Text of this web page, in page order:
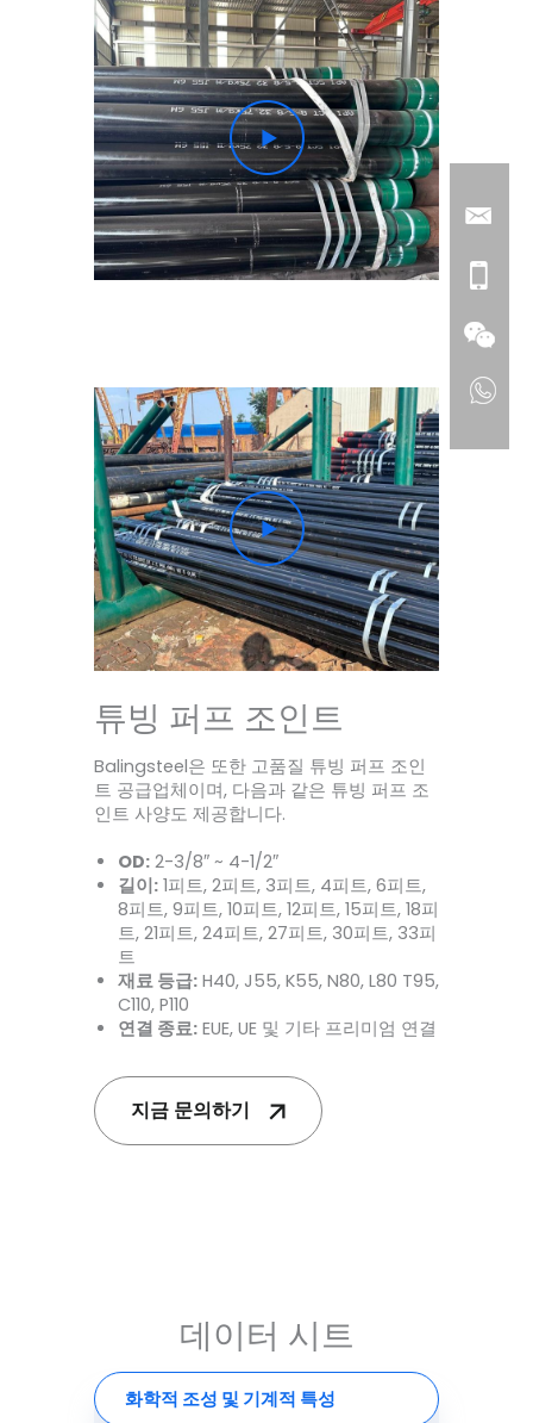
튜빙 퍼프 조인트
Balingsteel은 또한 고품질 튜빙 퍼프 조인
트 공급업체이며, 다음과 같은 튜빙 퍼프 조
인트 사양도 제공합니다.
OD: 2-3/8″ ~ 4-1/2″
길이: 1피트, 2피트, 3피트, 4피트, 6피트,
8피트, 9피트, 10피트, 12피트, 15피트, 18피
트, 21피트, 24피트, 27피트, 30피트, 33피
트
재료 등급: H40, J55, K55, N80, L80 T95,
C110, P110
연결 종료: EUE, UE 및 기타 프리미엄 연결
지금 문의하기
데이터 시트
화학적 조성 및 기계적 특성